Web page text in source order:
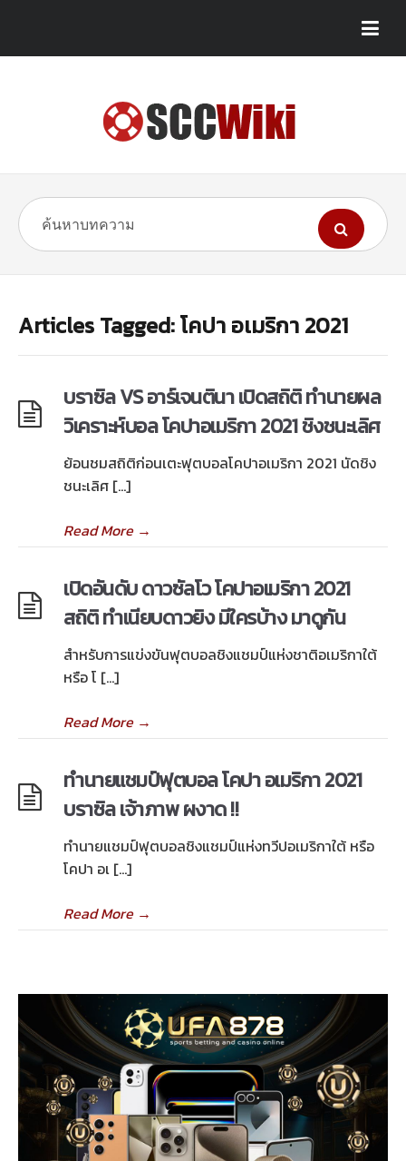
Articles Tagged: โคปา อเมริกา 2021
บราซิล VS อาร์เจนตินา เปิดสถิติ ทำนายผล
วิเคราะห์บอล โคปาอเมริกา 2021 ชิงชนะเลิศ
ย้อนชมสถิติก่อนเตะฟุตบอลโคปาอเมริกา 2021 นัดชิง
ชนะเลิศ […]
Read More→
เปิดอันดับ ดาวซัลโว โคปาอเมริกา 2021
สถิติ ทำเนียบดาวยิง มีใครบ้าง มาดูกัน
สำหรับการแข่งขันฟุตบอลชิงแชมป์แห่งชาติอเมริกาใต้
หรือ โ […]
Read More→
ทำนายแชมป์ฟุตบอล โคปา อเมริกา 2021
บราซิล เจ้าภาพ ผงาด !!
ทำนายแชมป์ฟุตบอลชิงแชมป์แห่งทวีปอเมริกาใต้ หรือ
โคปา อเ […]
Read More→